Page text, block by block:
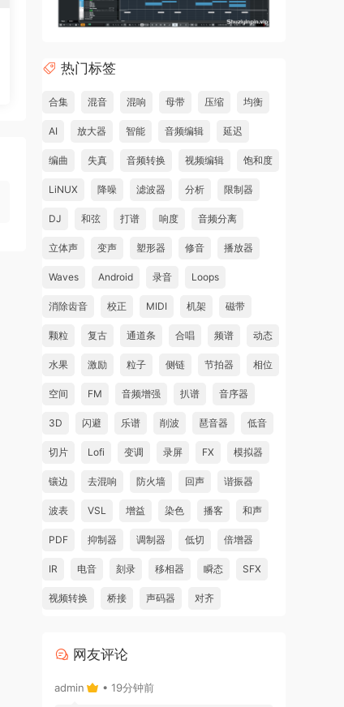
热门标签
合集 混音 混响 母带 压缩 均衡
AI 放大器 智能 音频编辑 延迟
编曲 失真 音频转换 视频编辑 饱和度
LiNUX 降噪 滤波器 分析 限制器
DJ 和弦 打谱 响度 音频分离
立体声 变声 塑形器 修音 播放器
Waves Android 录音 Loops
消除齿音 校正 MIDI 机架 磁带
颗粒 复古 通道条 合唱 频谱 动态
水果 激励 粒子 侧链 节拍器 相位
空间 FM 音频增强 扒谱 音序器
3D 闪避 乐谱 削波 琶音器 低音
切片 Lofi 变调 录屏 FX 模拟器
镶边 去混响 防火墙 回声 谐振器
波表 VSL 增益 染色 播客 和声
PDF 抑制器 调制器 低切 倍增器
IR 电音 刻录 移相器 瞬态 SFX
视频转换 桥接 声码器 对齐
网友评论
admin • 19分钟前